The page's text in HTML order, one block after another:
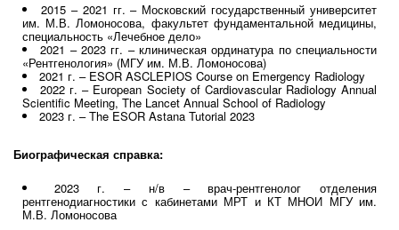
2015 – 2021 гг. – Московский государственный университет
им. М.В. Ломоносова, факультет фундаментальной медицины,
специальность «Лечебное дело»
2021 – 2023 гг. – клиническая ординатура по специальности
«Рентгенология» (МГУ им. М.В. Ломоносова)
2021 г. – ESOR ASCLEPIOS Course on Emergency Radiology
2022 г. – European Society of Cardiovascular Radiology Annual
Scientific Meeting, The Lancet Annual School of Radiology
2023 г. – The ESOR Astana Tutorial 2023
Биографическая справка:
2023 г. – н/в – врач-рентгенолог отделения
рентгенодиагностики с кабинетами МРТ и КТ МНОИ МГУ им.
М.В. Ломоносова